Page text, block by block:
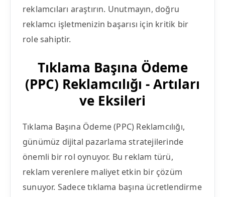
reklamcıları araştırın. Unutmayın, doğru
reklamcı işletmenizin başarısı için kritik bir
role sahiptir.
Tıklama Başına Ödeme
(PPC) Reklamcılığı - Artıları
ve Eksileri
Tıklama Başına Ödeme (PPC) Reklamcılığı,
günümüz dijital pazarlama stratejilerinde
önemli bir rol oynuyor. Bu reklam türü,
reklam verenlere maliyet etkin bir çözüm
sunuyor. Sadece tıklama başına ücretlendirme